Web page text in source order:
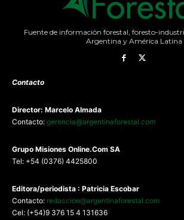
Fuente de información forestal, foresto-
Argentina y América Latina
Contacto
Director: Marcelo Almada
Contacto: gerencia@argentinaforestal.com
Grupo Misiones Online.Com SA
Tel: +54 (0376) 4425800
Editora/periodista : Patricia Escobar
Contacto: redaccion@argentinaforestal.com
Cel: (+54)9 376 15 4 131636